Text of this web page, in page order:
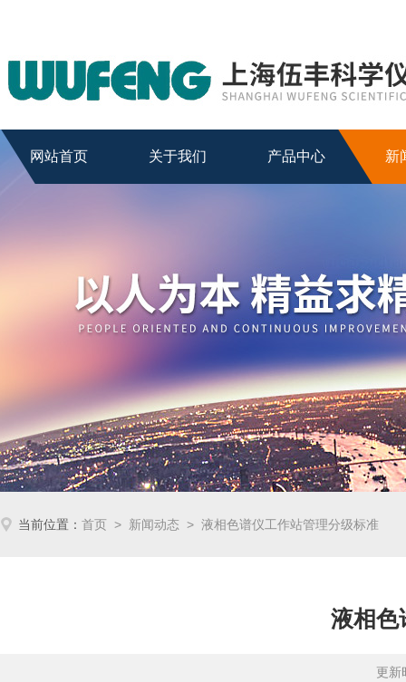
网站首页 关于我们 产品中心 新
当前位置：首页 > 新闻动态 > 液相色谱仪工作站管理分级标准
液相色
更